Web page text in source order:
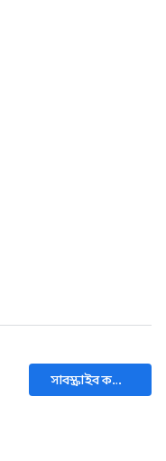
সাবস্ক্রাইব করুন